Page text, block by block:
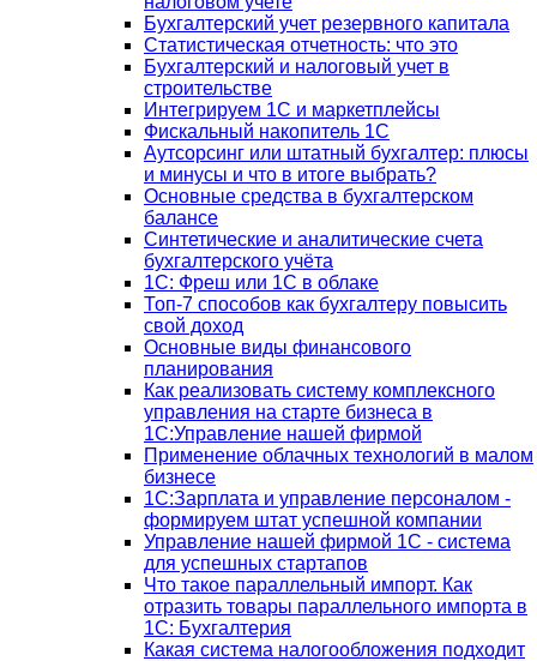
Бухгалтерский учет резервного капитала
Статистическая отчетность: что это
Бухгалтерский и налоговый учет в
строительстве
Интегрируем 1С и маркетплейсы
Фискальный накопитель 1С
Аутсорсинг или штатный бухгалтер: плюсы
и минусы и что в итоге выбрать?
Основные средства в бухгалтерском
балансе
Синтетические и аналитические счета
бухгалтерского учёта
1C: Фреш или 1С в облаке
Топ-7 способов как бухгалтеру повысить
свой доход
Основные виды финансового
планирования
Как реализовать систему комплексного
управления на старте бизнеса в
1С:Управление нашей фирмой
Применение облачных технологий в малом
бизнесе
1C:Зарплата и управление персоналом -
формируем штат успешной компании
Управление нашей фирмой 1C - система
для успешных стартапов
Что такое параллельный импорт. Как
отразить товары параллельного импорта в
1С: Бухгалтерия
Какая система налогообложения подходит